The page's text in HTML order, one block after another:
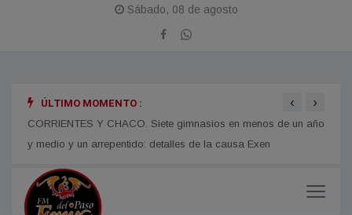
Sábado, 08 de agosto
ÚLTIMO MOMENTO :
CORRIENTES Y CHACO. Siete gimnasios en menos de un año
y medio y un arrepentido: detalles de la causa Exen
‹ ›